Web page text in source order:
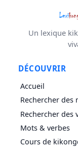
Un lexique
DÉCOUVRIR
Accueil
Rechercher des
Rechercher des
Mots & verbes
Cours de